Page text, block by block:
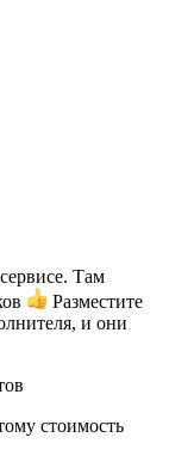
Там
Разместите
и они
стоимость